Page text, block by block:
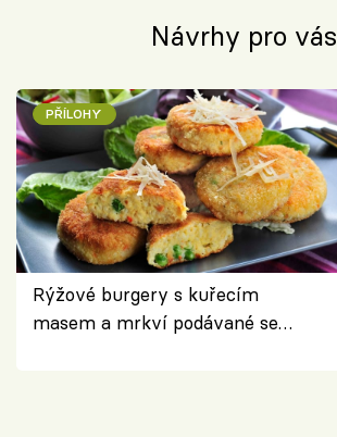
Návrhy pro vás
PŘÍLOHY
Rýžové burgery s kuřecím
masem a mrkví podávané se